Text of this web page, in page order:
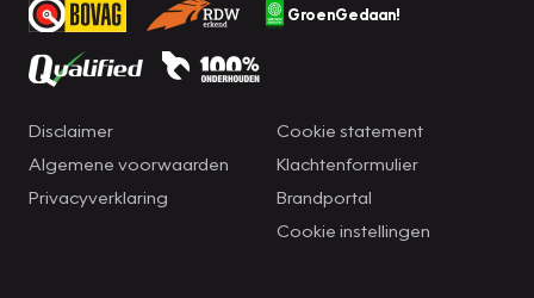
GroenGedaan!
Disclaimer
Algemene voorwaarden
Privacyverklaring
Cookie statement
Klachtenformulier
Brandportal
Cookie instellingen